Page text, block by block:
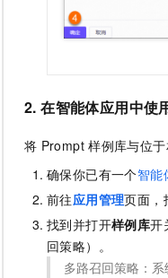
2. 在智能体应用中使
将 Prompt 样例库与位
确保你已有一个智能
前往应用管理页面，
找到并打开样例库开
回策略）。
多路召回策略：